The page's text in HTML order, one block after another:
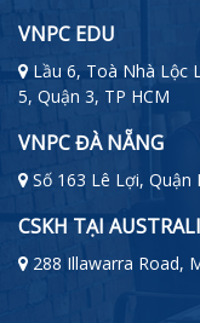
VNPC EDU
Lầu 6, Toà Nhà Lộc
5, Quận 3, TP HCM
VNPC ĐÀ NẴNG
Số 163 Lê Lợi, Quận
CSKH TẠI
288 Illawarra Road,